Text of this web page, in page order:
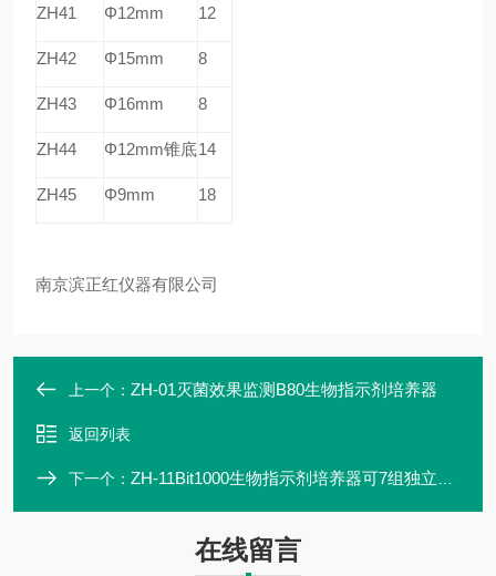
ZH41 Φ12mm 12
ZH42 Φ15mm 8
ZH43 Φ16mm 8
ZH44 Φ12mm锥底14
ZH45 Φ9mm 18
南京滨正红仪器有限公司
上一个： ZH-01灭菌效果监测B80生物指示剂培养器
返回列表
下一个： ZH-11Bit1000生物指示剂培养器可7组独立倒计时
在线留言